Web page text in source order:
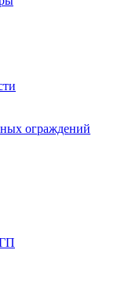
ограждений